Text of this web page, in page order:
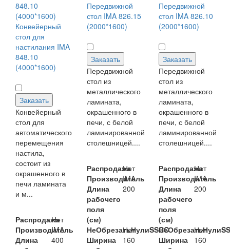
Конвейерный
стол для
настилания IMA
848.10
(4000*1600)
Заказать
Конвейерный
стол для
автоматического
перемещения
настила,
состоит из
окрашенного в
печи ламината
и м...
Распродажа
Нет
Производитель
IMA
Длина
400
Передвижной
стол IMA 826.15
(2000*1600)
Заказать
Передвижной
стол из
металлического
ламината,
окрашенного в
печи, с белой
ламинированной
столешницей....
Распродажа
Нет
Производитель
IMA
Длина
рабочего
поля
(см)
200
НеОбрезатьНулиSSCC
Нет
Ширина
160
Передвижной
стол IMA 826.10
(2000*1600)
Заказать
Передвижной
стол из
металлического
ламината,
окрашенного в
печи, с белой
ламинированной
столешницей....
Распродажа
Нет
Производитель
IMA
Длина
рабочего
поля
(см)
200
Нет
Ширина
160